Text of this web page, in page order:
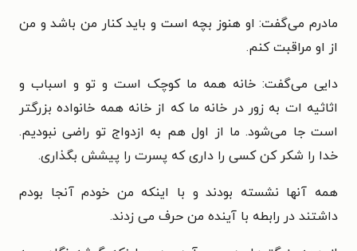
مادرم می‌گفت: او هنوز بچه است و باید کنار من باشد و من
از او مراقبت کنم.
دایی می‌گفت: خانه همه ما کوچک است و تو و اسباب و
اثاثیه ات به زور در خانه ما که از خانه همه خانواده بزرگتر
است جا می‌شود. ما از اول هم به ازدواج تو راضی نبودیم.
خدا را شکر کن کسی را داری که پسرت را پیشش بگذاری.
همه آنها نشسته بودند و با اینکه من خودم آنجا بودم
داشتند در رابطه با آینده من حرف می زدند.